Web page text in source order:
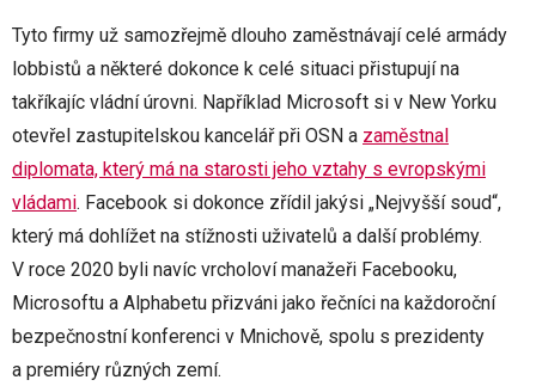
Tyto firmy už samozřejmě dlouho zaměstnávají celé armády
lobbistů a některé dokonce k celé situaci přistupují na
takříkajíc vládní úrovni. Například Microsoft si v New Yorku
otevřel zastupitelskou kancelář při OSN a zaměstnal
diplomata, který má na starosti jeho vztahy s evropskými
vládami. Facebook si dokonce zřídil jakýsi „Nejvyšší soud“,
který má dohlížet na stížnosti uživatelů a další problémy.
V roce 2020 byli navíc vrcholoví manažeři Facebooku,
Microsoftu a Alphabetu přizváni jako řečníci na každoroční
bezpečnostní konferenci v Mnichově, spolu s prezidenty
a premiéry různých zemí.